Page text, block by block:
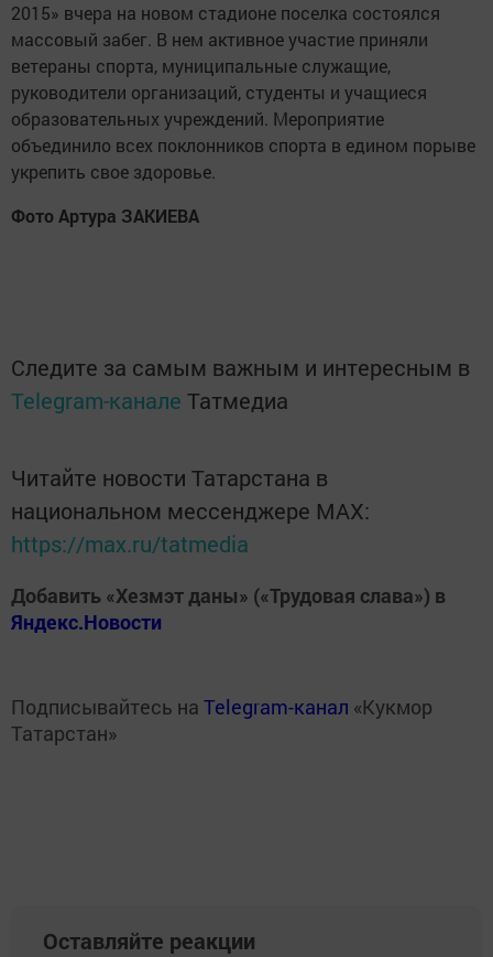
2015» вчера на новом стадионе поселка состоялся
массовый забег. В нем активное участие приняли
ветераны спорта, муниципальные служащие,
руководители организаций, студенты и учащиеся
образовательных учреждений. Мероприятие
объединило всех поклонников спорта в едином порыве
укрепить свое здоровье.
Фото Артура ЗАКИЕВА
Следите за самым важным и интересным в
Telegram-канале Татмедиа
Читайте новости Татарстана в
национальном мессенджере MАХ:
https://max.ru/tatmedia
Добавить «Хезмэт даны» («Трудовая слава») в
Яндекс.Новости
Подписывайтесь на Telegram-канал «Кукмор
Татарстан»
Оставляйте реакции